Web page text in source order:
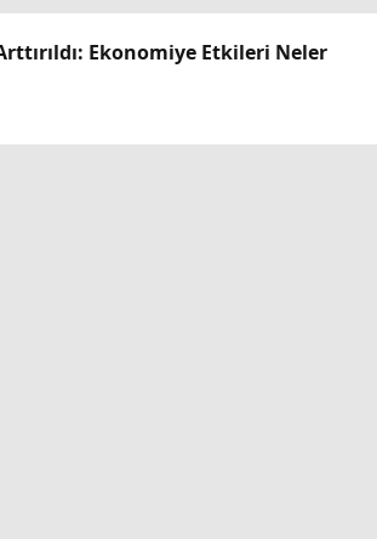
Ekonomiye Etkileri Neler